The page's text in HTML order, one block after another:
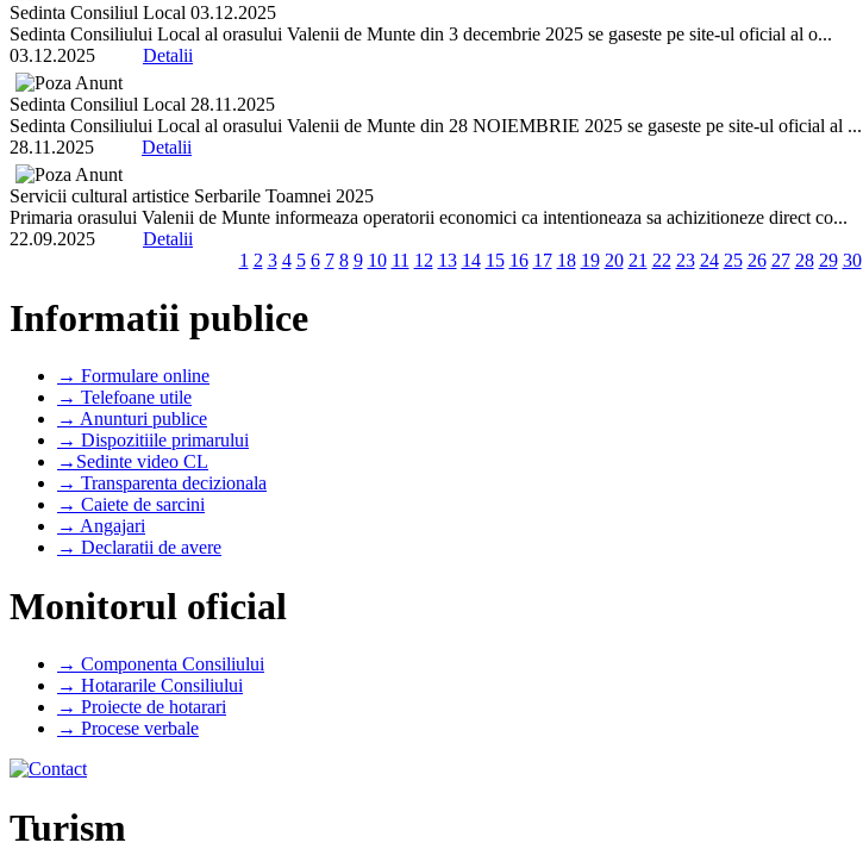
Sedinta Consiliul Local 03.12.2025
Sedinta Consiliului Local al orasului Valenii de Munte din 3 decembrie 2025 se gaseste pe site-ul oficial al o...
03.12.2025 Detalii
Sedinta Consiliul Local 28.11.2025
Sedinta Consiliului Local al orasului Valenii de Munte din 28 NOIEMBRIE 2025 se gaseste pe site-ul oficial al ...
28.11.2025 Detalii
Servicii cultural artistice Serbarile Toamnei 2025
Primaria orasului Valenii de Munte informeaza operatorii economici ca intentioneaza sa achizitioneze direct co...
22.09.2025 Detalii
1 2 3 4 5 6 7 8 9 10 11 12 13 14 15 16 17 18 19 20 21 22 23 24 25 26 27 28 29 30
Informatii publice
→ Formulare online
→ Telefoane utile
→ Anunturi publice
→ Dispozitiile primarului
→Sedinte video CL
→ Transparenta decizionala
→ Caiete de sarcini
→ Angajari
→ Declaratii de avere
Monitorul oficial
→ Componenta Consiliului
→ Hotararile Consiliului
→ Proiecte de hotarari
→ Procese verbale
Turism